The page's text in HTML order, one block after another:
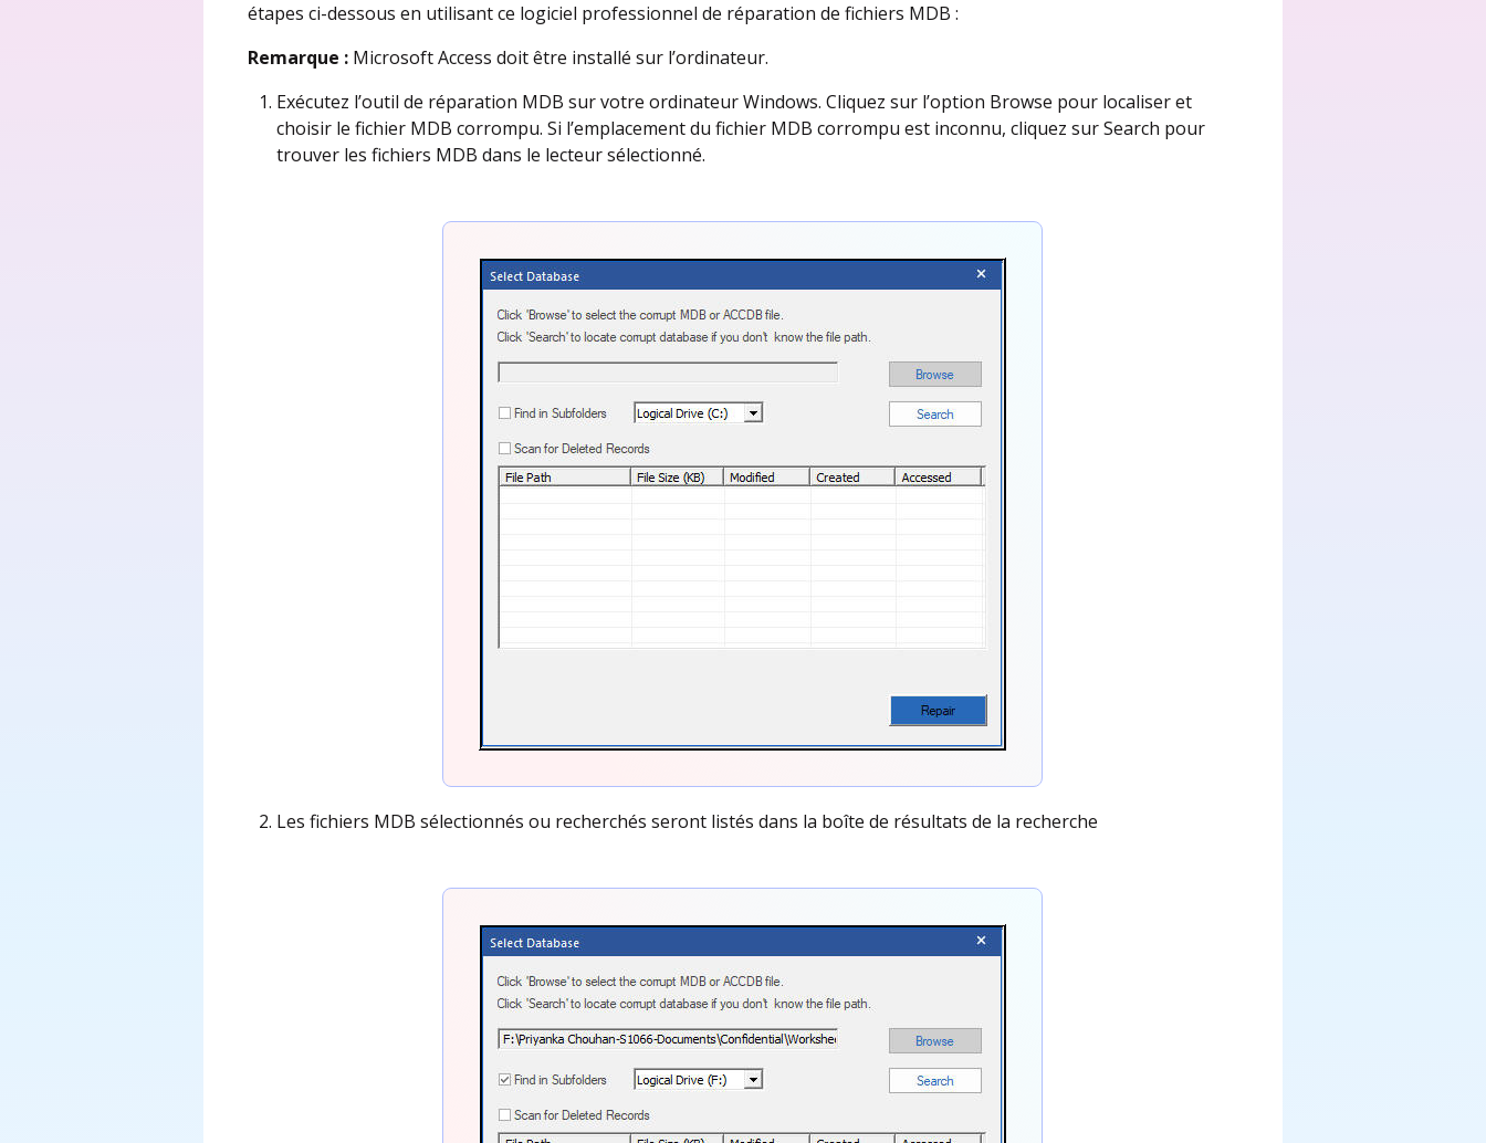
étapes ci-dessous en utilisant ce logiciel professionnel de réparation de fichiers MDB :
Remarque : Microsoft Access doit être installé sur l’ordinateur.
Exécutez l’outil de réparation MDB sur votre ordinateur Windows. Cliquez sur l’option Browse pour localiser et
choisir le fichier MDB corrompu. Si l’emplacement du fichier MDB corrompu est inconnu, cliquez sur Search pour
trouver les fichiers MDB dans le lecteur sélectionné.
Les fichiers MDB sélectionnés ou recherchés seront listés dans la boîte de résultats de la recherche